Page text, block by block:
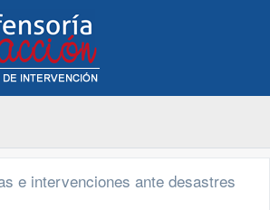
e intervenciones ante desastres